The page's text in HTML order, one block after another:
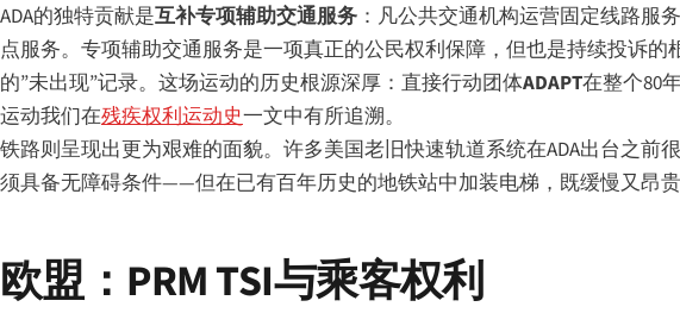
ADA的独特贡献是互补专项辅助交通服务 ：凡公共交通机构运营固定线路服
点服务。专项辅助交通服务是一项真正的公民权利保障，但也是持续投诉
的”未出现”记录。这场运动的历史根源深厚：直接行动团体ADAPT在整个80
运动我们在残疾权利运动史一文中有所追溯。
铁路则呈现出更为艰难的面貌。许多美国老旧快速轨道系统在ADA出台之
须具备无障碍条件——但在已有百年历史的地铁站中加装电梯，既缓慢又昂
欧盟：PRM TSI与乘客权利